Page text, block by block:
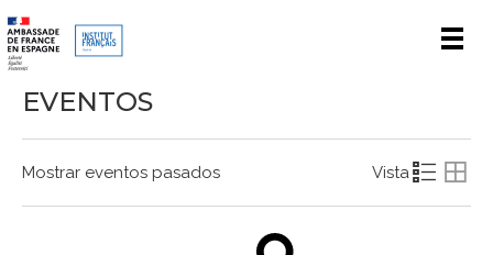
EVENTOS
Mostrar eventos pasados Vista